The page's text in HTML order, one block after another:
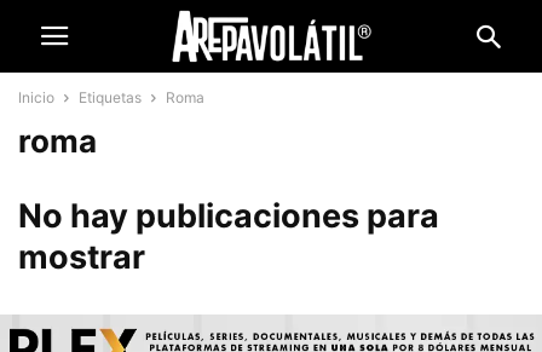
Inicio Etiquetas Roma
roma
No hay publicaciones para
mostrar